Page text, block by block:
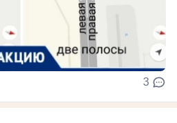
3